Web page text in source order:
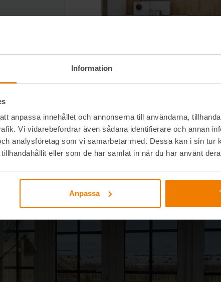
Information
anpassa innehållet och annonserna till användarna,
Vi vidarebefordrar även sådana identifierare och annan
analysföretag som vi samarbetar med. Dessa kan i sin tur
eller som de har samlat in när du har använt
Anpassa
FöregåendeNästa